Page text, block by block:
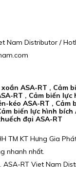
Distributor /
ASA-RT , Cảm
RT , Cảm biến
kéo ASA-RT , Cảm
biến lực hình bích
đại ASA-RT
TM KT Hưng Gia
nhanh nhất.
ASA-RT Viet Nam